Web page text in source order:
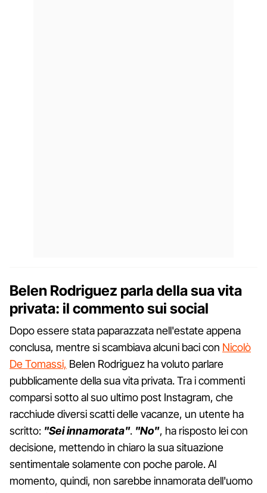
Belen Rodriguez parla della sua vita
privata: il commento sui social
Dopo essere stata paparazzata nell'estate appena
conclusa, mentre si scambiava alcuni baci con Nicolò
De Tomassi, Belen Rodriguez ha voluto parlare
pubblicamente della sua vita privata. Tra i commenti
comparsi sotto al suo ultimo post Instagram, che
racchiude diversi scatti delle vacanze, un utente ha
scritto: "Sei innamorata". "No", ha risposto lei con
decisione, mettendo in chiaro la sua situazione
sentimentale solamente con poche parole. Al
momento, quindi, non sarebbe innamorata dell'uomo